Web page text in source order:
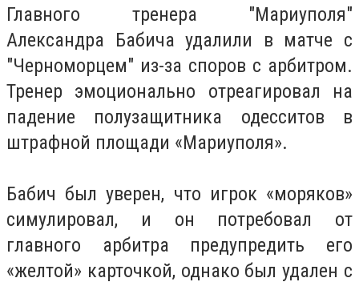
Главного тренера "Мариуполя"
Александра Бабича удалили в матче с
"Черноморцем" из-за споров с арбитром.
Тренер эмоционально отреагировал на
падение полузащитника одесситов в
штрафной площади «Мариуполя».
Бабич был уверен, что игрок «моряков»
симулировал, и он потребовал от
главного арбитра предупредить его
«желтой» карточкой, однако был удален с